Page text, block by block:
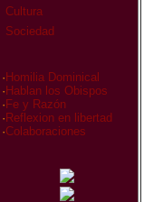
Cultura
Sociedad
· Homilia Dominical
· Hablan los Obispos
· Fe y Razón
· Reflexion en libertad
·Colaboraciones